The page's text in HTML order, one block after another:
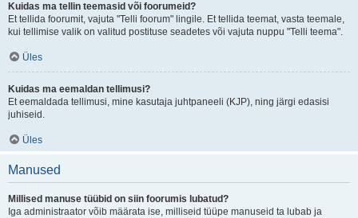
Kuidas ma tellin teemasid või foorumeid?
Et tellida foorumit, vajuta "Telli foorum" lingile. Et tellida teemat, vasta teemale,
kui tellimise valik on valitud postituse seadetes või vajuta nuppu "Telli teema".
Üles
Kuidas ma eemaldan tellimusi?
Et eemaldada tellimusi, mine kasutaja juhtpaneeli (KJP), ning järgi edasisi
juhiseid.
Üles
Manused
Millised manuse tüübid on siin foorumis lubatud?
Iga administraator võib määrata ise, milliseid tüüpe manuseid ta lubab ja